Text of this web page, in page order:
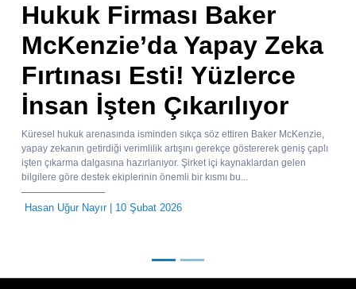
Hukuk Firması Baker
McKenzie’da Yapay Zeka
Fırtınası Esti! Yüzlerce
İnsan İşten Çıkarılıyor
Küresel hukuk arenasında isminden sıkça söz ettiren Baker McKenzie,
yapay zekanın getirdiği verimlilik artışını gerekçe göstererek geniş çaplı
işten çıkarma dalgasına hazırlanıyor. Şirket içi kaynaklardan gelen
bilgilere göre destek ekiplerinin önemli bir kısmı bu...
Hasan Uğur Nayır| 10 Şubat 2026